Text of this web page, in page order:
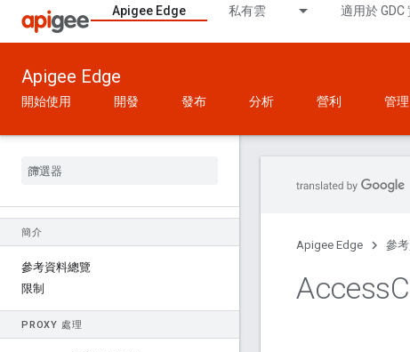
Apigee Edge 私有雲 適用於
Apigee Edge
開始使用 開發 發布 分析 營利 管理
簡介
參考資料總覽
限制
PROXY 處理
Apigee Edge 參
Access